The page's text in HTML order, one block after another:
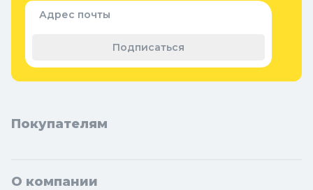
Семена и растения
Теплицы, парники и укрывной
Адрес почты
Подписаться
Покупателям
О компании